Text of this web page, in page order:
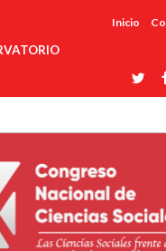
Inicio
Redes
nacionales